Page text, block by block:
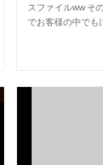
スファイルww そ
でお客様の中でも